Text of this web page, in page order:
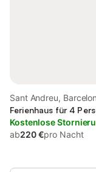
Sant Andreu,
Ferienhaus für 4
Kostenlose
ab220 €pro Nacht